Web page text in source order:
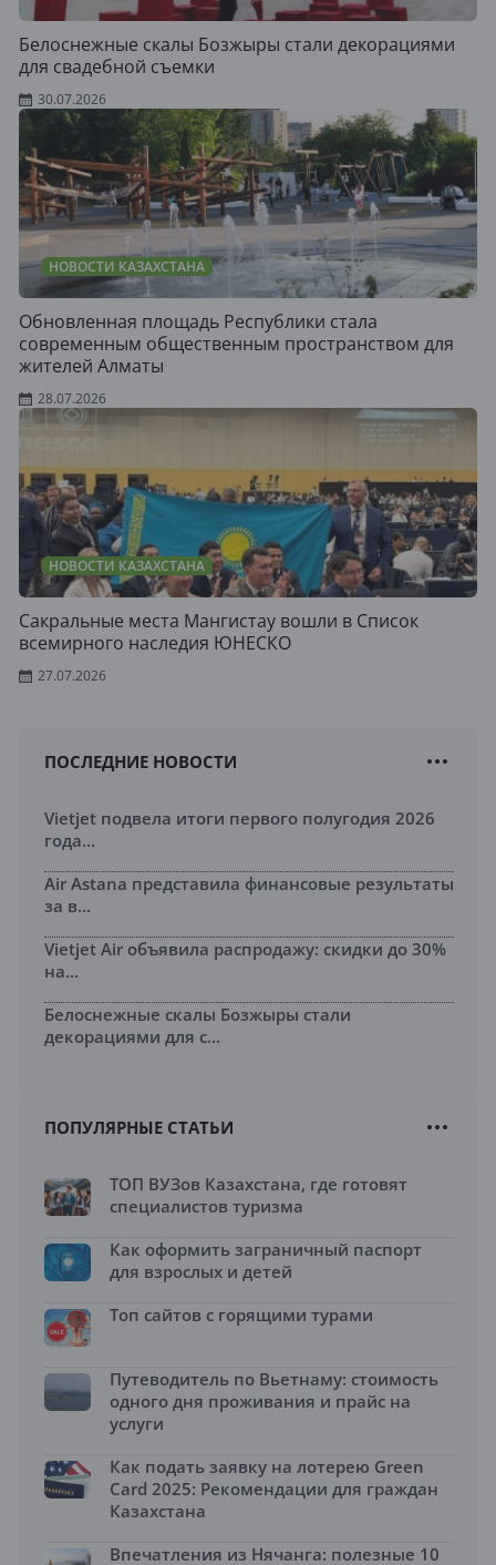
Белоснежные скалы Бозжыры стали декорациями
для свадебной съемки
30.07.2026
НОВОСТИ КАЗАХСТАНА
Обновленная площадь Республики стала
современным общественным пространством для
жителей Алматы
28.07.2026
НОВОСТИ КАЗАХСТАНА
Сакральные места Мангистау вошли в Список
всемирного наследия ЮНЕСКО
27.07.2026
ПОСЛЕДНИЕ НОВОСТИ
Vietjet подвела итоги первого полугодия 2026
года...
Air Astana представила финансовые результаты
за в...
Vietjet Air объявила распродажу: скидки до 30%
на...
Белоснежные скалы Бозжыры стали
декорациями для с...
ПОПУЛЯРНЫЕ СТАТЬИ
ТОП ВУЗов Казахстана, где готовят
специалистов туризма
Как оформить заграничный паспорт
для взрослых и детей
Топ сайтов с горящими турами
Путеводитель по Вьетнаму: стоимость
одного дня проживания и прайс на
услуги
Как подать заявку на лотерею Green
Card 2025: Рекомендации для граждан
Казахстана
Впечатления из Нячанга: полезные 10